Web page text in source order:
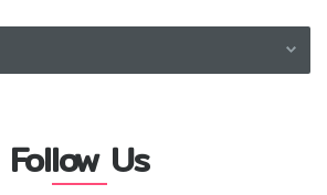
Follow Us